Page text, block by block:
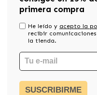
primera compra
He leído y acepto la
recibir
la tienda.
SUSCRIBIRME